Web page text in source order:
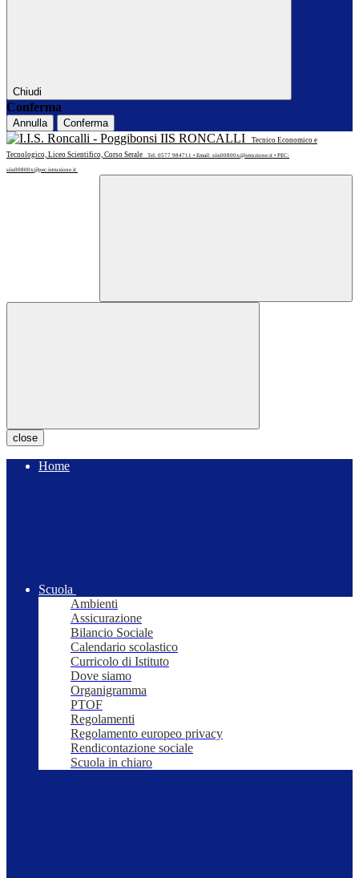
Chiudi
Conferma
Annulla Conferma
IIS RONCALLI
Tecnico Economico e
Tecnologico, Liceo Scientifico, Corso Serale
Tel: 0577 984711 • Email: siis00800x@istruzione.it • PEC:
siis00800x@pec.istruzione.it
close
Home
Scuola
Ambienti
Assicurazione
Bilancio Sociale
Calendario scolastico
Curricolo di Istituto
Dove siamo
Organigramma
PTOF
Regolamenti
Regolamento europeo privacy
Rendicontazione sociale
Scuola in chiaro